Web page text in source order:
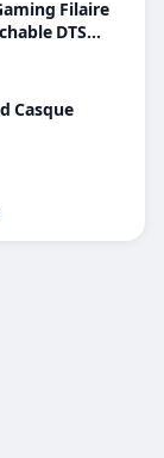
Filaire
DTS
Casque